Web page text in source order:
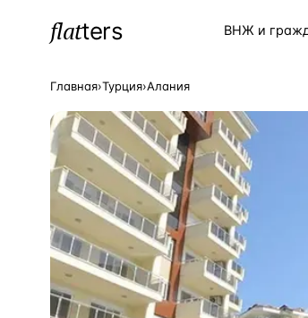
flatters ВНЖ и
ПОПУЛЯРНЫЕ НАПРАВЛЕНИЯ
Турция Страна
Россия —Страна
Испания Страна
Кипр —Страна
Таиланд —Страна
Главная›Турция›Алания